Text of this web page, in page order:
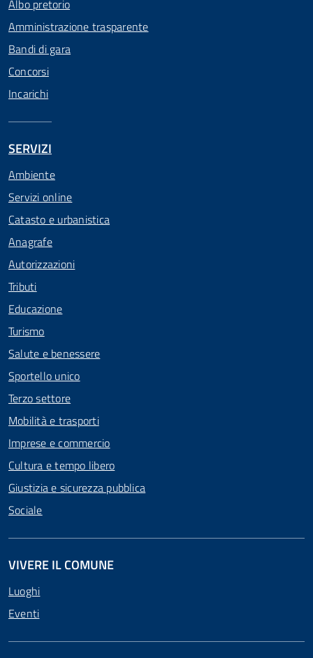
Albo pretorio
Amministrazione trasparente
Bandi di gara
Concorsi
Incarichi
SERVIZI
Ambiente
Servizi online
Catasto e urbanistica
Anagrafe
Autorizzazioni
Tributi
Educazione
Turismo
Salute e benessere
Sportello unico
Terzo settore
Mobilità e trasporti
Imprese e commercio
Cultura e tempo libero
Giustizia e sicurezza pubblica
Sociale
VIVERE IL COMUNE
Luoghi
Eventi